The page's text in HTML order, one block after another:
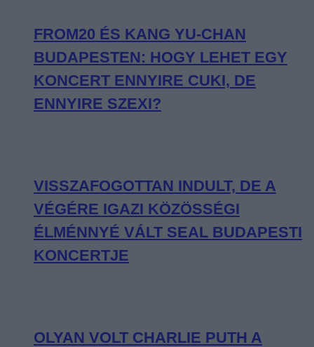
FROM20 ÉS KANG YU-CHAN
BUDAPESTEN: HOGY LEHET EGY
KONCERT ENNYIRE CUKI, DE
ENNYIRE SZEXI?
VISSZAFOGOTTAN INDULT, DE A
VÉGÉRE IGAZI KÖZÖSSÉGI
ÉLMÉNNYÉ VÁLT SEAL BUDAPESTI
KONCERTJE
OLYAN VOLT CHARLIE PUTH A